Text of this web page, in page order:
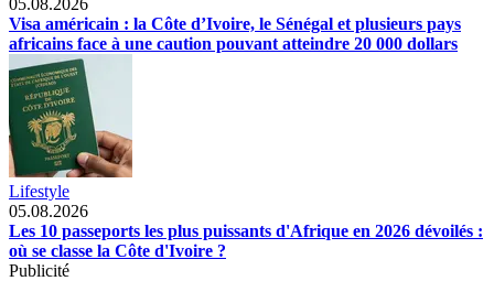
Visa américain : la Côte d’Ivoire, le Sénégal et plusieurs pays
africains face à une caution pouvant atteindre 20 000 dollars
Lifestyle
05.08.2026
Les 10 passeports les plus puissants d'Afrique en 2026 dévoilés :
où se classe la Côte d'Ivoire ?
Publicité